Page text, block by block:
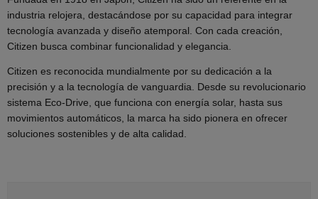
industria relojera, destacándose por su capacidad para integrar
tecnología avanzada y diseño atemporal. Con cada creación,
Citizen busca combinar funcionalidad y elegancia.
Citizen es reconocida mundialmente por su dedicación a la
precisión y a la tecnología de vanguardia. Desde su revolucionario
sistema Eco-Drive, que funciona con energía solar, hasta sus
movimientos automáticos, la marca ha sido pionera en ofrecer
soluciones sostenibles y de alta calidad.